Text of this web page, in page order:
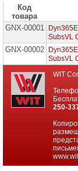
Мониторы
и
панели
Проекторы
и
лампы
для
проекторов
Моноблоки
Brand
Код
товара
GNX-00001
SubsVL
GNX-00002
SubsVL
WIT
250-